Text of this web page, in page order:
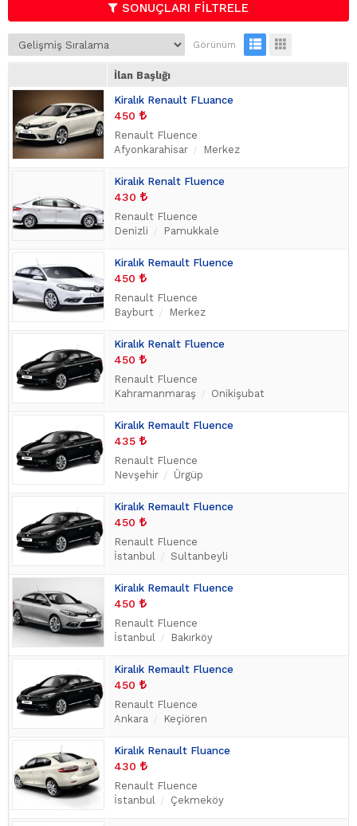
SONUÇLARI FİLTRELE
Görünüm
İlan Başlığı
Kiralık Renault FLuance
450
Renault Fluence
Afyonkarahisar
Merkez
Kiralık Renalt Fluence
430
Renault Fluence
Denizli
Pamukkale
Kiralık Remault Fluence
450
Renault Fluence
Bayburt
Merkez
Kiralık Renalt Fluence
450
Renault Fluence
Kahramanmaraş
Onikişubat
Kiralık Remault Fluence
435
Renault Fluence
Nevşehir
Ürgüp
Kiralık Remault Fluence
450
Renault Fluence
İstanbul
Sultanbeyli
Kiralık Remault Fluence
450
Renault Fluence
İstanbul
Bakırköy
Kiralık Remault Fluence
450
Renault Fluence
Ankara
Keçiören
Kiralık Renault Fluance
430
Renault Fluence
İstanbul
Çekmeköy